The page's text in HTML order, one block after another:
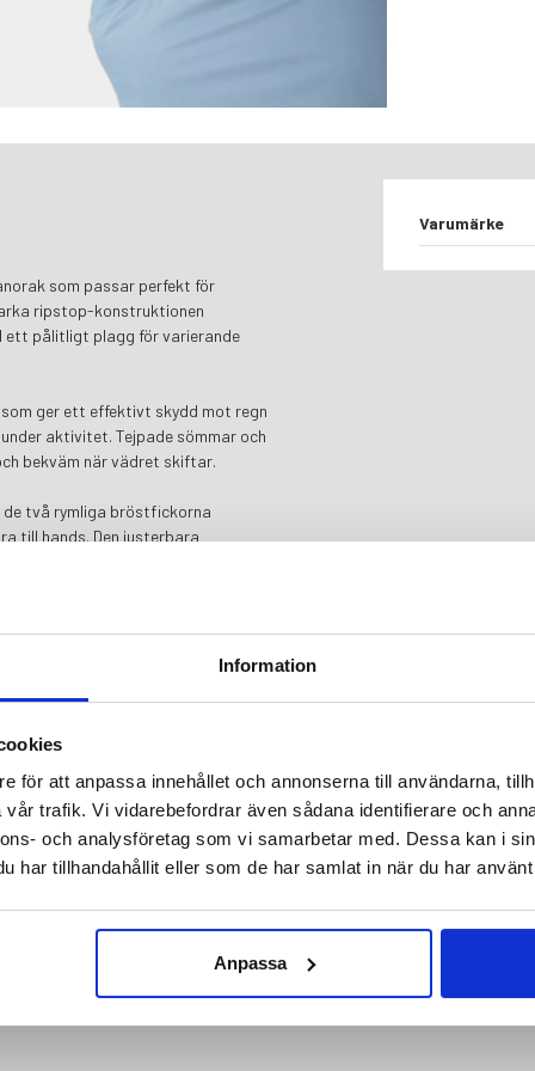
Information
för att anpassa innehållet och annonserna till användarna,
trafik. Vi vidarebefordrar även sådana identifierare och
och analysföretag som vi samarbetar med. Dessa kan i
har tillhandahållit eller som de har samlat in när du har
Anpassa
som passar perfekt för
ripstop-konstruktionen
ett pålitligt plagg för varierande
ger ett effektivt skydd mot regn
aktivitet. Tejpade sömmar och
bekväm när vädret skiftar.
två rymliga bröstfickorna
till hands. Den justerbara
Varumärke